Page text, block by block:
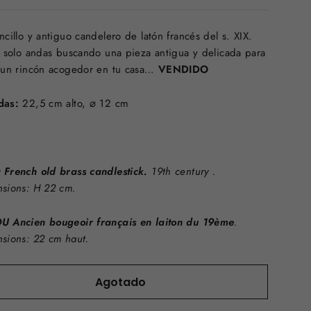
y antiguo candelero de latón francés del s. XIX.
solo andas buscando una pieza antigua y delicada para
rincón acogedor en tu casa… VENDIDO
22,5 cm alto, ⌀ 12 cm
French old brass candlestick. 19th century .
H 22 cm.
Ancien bougeoir français en laiton du 19ème.
22 cm haut.
Agotado